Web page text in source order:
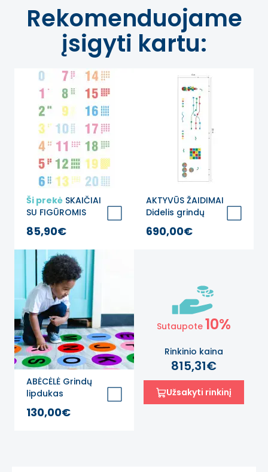
Rekomenduojame
įsigyti kartu:
Ši prekė SKAIČIAI
SU FIGŪROMIS
Edukaciniai grindų
lipdukai
85,90€
AKTYVŪS ŽAIDIMAI
Didelis grindų
lipdukų rinkinys
690,00€
ABĖCĖLĖ Grindų
lipdukas
žaidimams
130,00€
Sutaupote 10%
Rinkinio kaina
815,31€
Užsakyti rinkinį